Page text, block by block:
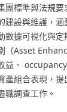
團標準與法規要
建設與維護，
數據可視化與定
（Asset
益、
產組合表現，
職調查工作。